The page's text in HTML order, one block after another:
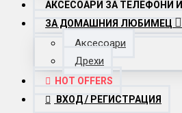
АКСЕСОАРИ ЗА ТЕЛЕФОНИ
ЗА ДОМАШНИЯ ЛЮБИМЕЦ
Аксесоари
Дрехи
HOT OFFERS
ВХОД / РЕГИСТРАЦИЯ